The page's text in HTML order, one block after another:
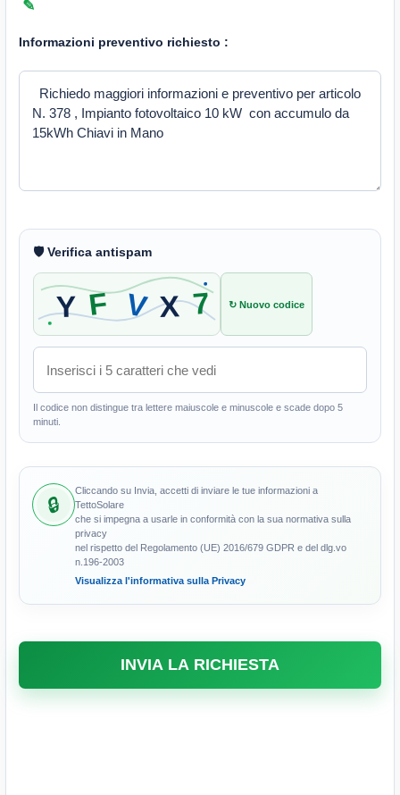
Informazioni preventivo richiesto :
🛡 Verifica antispam
↻ Nuovo codice
Il codice non distingue tra lettere maiuscole e minuscole e scade dopo 5
minuti.
Cliccando su Invia, accetti di inviare le tue informazioni a
TettoSolare
che si impegna a usarle in conformità con la sua normativa sulla
privacy
nel rispetto del Regolamento (UE) 2016/679 GDPR e del dlg.vo
n.196-2003
Visualizza l'informativa sulla Privacy